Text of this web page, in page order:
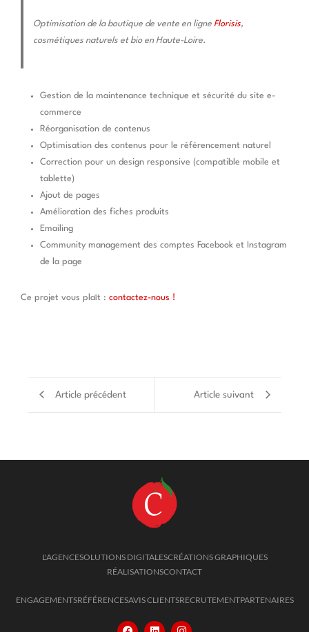
Optimisation de la boutique de vente en ligne Florisis,
cosmétiques naturels et bio en Haute-Loire.
Gestion de la maintenance technique et sécurité du site e-
commerce
Réorganisation de contenus
Optimisation des contenus pour le référencement naturel
Correction pour un design responsive (compatible mobile et
tablette)
Ajout de pages
Amélioration des fiches produits
Emailing
Community management des comptes Facebook et Instagram
de la page
Ce projet vous plaît : contactez-nous !
Article précédent Article suivant
L'AGENCESOLUTIONS DIGITALESCRÉATIONS GRAPHIQUES
RÉALISATIONSCONTACT
ENGAGEMENTSRÉFÉRENCESAVIS CLIENTSRECRUTEMENTPARTENAIRES